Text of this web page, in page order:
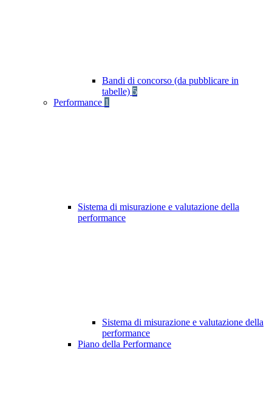
Bandi di concorso (da pubblicare in
tabelle) 5
Performance 1
Sistema di misurazione e valutazione della
performance
Sistema di misurazione e valutazione della
performance
Piano della Performance